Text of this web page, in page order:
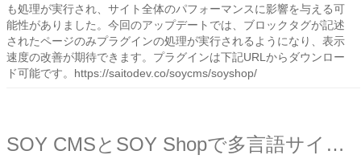
も処理が実行され、サイト全体のパフォーマンスに影響を与える可
能性がありました。今回のアップデートでは、ブロックタグが記述
されたページのみプラグインの処理が実行されるようになり、表示
速度の改善が期待できます。プラグインは下記URLからダウンロー
ド可能です。https://saitodev.co/soycms/soyshop/
SOY CMSとSOY Shopで多言語サイトの構築を見直しました